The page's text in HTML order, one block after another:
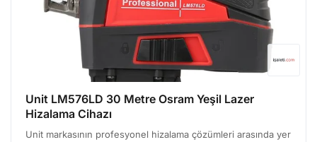
Unit LM576LD 30 Metre Osram Yeşil Lazer
Hizalama Cihazı
Unit markasının profesyonel hizalama çözümleri arasında yer